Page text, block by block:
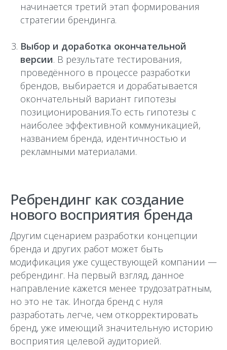
начинается третий этап формирования
стратегии брендинга.
Выбор и доработка окончательной
версии. В результате тестирования,
проведённого в процессе разработки
брендов, выбирается и дорабатывается
окончательный вариант гипотезы
позиционирования.То есть гипотезы с
наиболее эффективной коммуникацией,
названием бренда, идентичностью и
рекламными материалами.
Ребрендинг как создание
нового восприятия бренда
Другим сценарием разработки концепции
бренда и других работ может быть
модификация уже существующей компании —
ребрендинг. На первый взгляд, данное
направление кажется менее трудозатратным,
но это не так. Иногда бренд c нуля
разработать легче, чем откорректировать
бренд, уже имеющий значительную историю
восприятия целевой аудиторией.